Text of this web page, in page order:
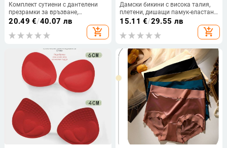
Комплект сутиени с дантелени
презрамки за връзване,
класически и привлекателен
стил, полиестерна материя,
подплата от млечна коприна,
20.49 €/40.07 лв
add_shopping_cart
Дамски бикини с висока талия,
плетени, дишащи памук-еластан,
цветен блоков модел
15.11 €/29.55 лв
add_shopping_cart